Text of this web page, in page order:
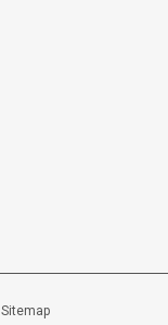
Sitemap